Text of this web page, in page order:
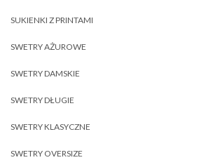
SUKIENKI Z PRINTAMI
SWETRY AŻUROWE
SWETRY DAMSKIE
SWETRY DŁUGIE
SWETRY KLASYCZNE
SWETRY OVERSIZE